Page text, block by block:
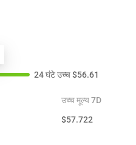
24 घंटे उच्च$56.61
उच्च मूल्य 7D
$57.722